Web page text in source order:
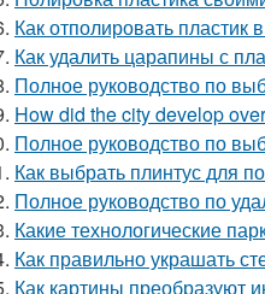
Как отполировать
Как удалить царапины с
Полное руководство по
How did the city develop
Полное руководство по
Как выбрать плинтус для
Полное руководство по
Какие технологические
Как правильно украшать
Как картины преобразуют